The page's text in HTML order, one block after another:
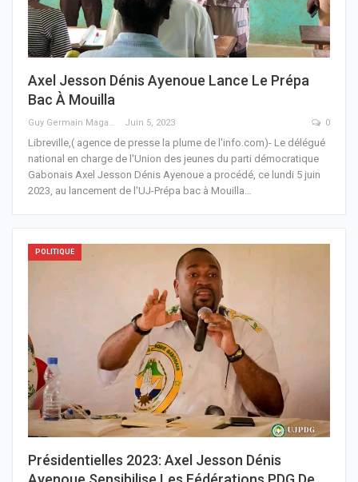
Axel Jesson Dénis Ayenoue Lance Le Prépa
Bac À Mouilla
Guy Germain Maganga Nziengui Juin 5, 2023 0
Libreville,( agence de presse la plume de l'info.com)- Le délégué
national en charge de l'Union des jeunes du parti démocratique
Gabonais Axel Jesson Dénis Ayenoue a procédé, ce lundi 5 juin
2023, au lancement de l'UJ-Prépa bac à Mouilla…
POLITIQUE
Présidentielles 2023: Axel Jesson Dénis